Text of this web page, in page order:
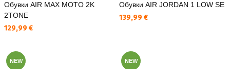
Обувки AIR MAX MOTO 2K
2TONE
Текуща цена:
129,99 €
Обувки AIR JORDAN 1 LOW SE
Текуща цена:
139,99 €
NEW NEW